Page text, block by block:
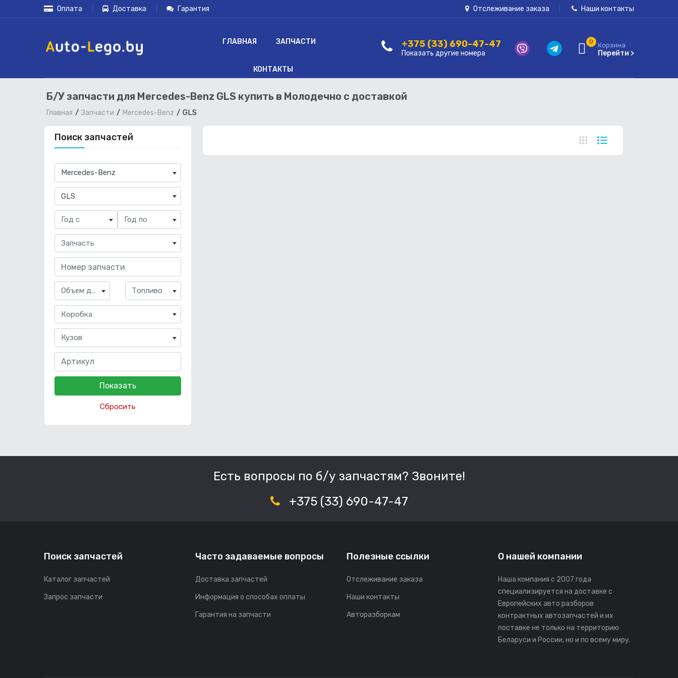
Оплата Доставка Гарантия Отслеживание заказа Наши контакты
ГЛАВНАЯ ЗАПЧАСТИ
КОНТАКТЫ
+375 (33) 690-47-47
Показать другие номера
0 Корзина
Перейти >
Б/У запчасти для Mercedes-Benz GLS купить в Молодечно с доставкой
Главная Запчасти Mercedes-Benz GLS
Поиск запчастей
×
Mercedes-Benz
×
GLS
Год с Год по
Запчасть
Объем двигателя Топливо
Коробка
Кузов
Сбросить
Есть вопросы по б/у запчастям? Звоните!
+375 (33) 690-47-47
Поиск запчастей
Каталог запчастей
Запрос запчасти
Часто задаваемые вопросы
Доставка запчастей
Информация о способах оплаты
Гарантия на запчасти
Полезные ссылки
Отслеживание заказа
Наши контакты
Авторазборкам
О нашей компании
Наша компания с 2007 года
специализируется на доставке с
Европейских авто разборов
контрактных автозапчастей и их
поставке не только на территорию
Беларуси и России, но и по всему миру.